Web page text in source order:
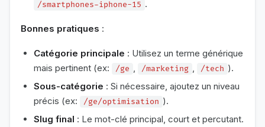
/smartphones-iphone-15 .
Bonnes pratiques :
Catégorie principale : Utilisez un terme générique
mais pertinent (ex:
/ge , /marketing , /tech ).
Sous-catégorie : Si nécessaire, ajoutez un niveau
précis (ex:
/ge/optimisation ).
Slug final : Le mot-clé principal, court et percutant.